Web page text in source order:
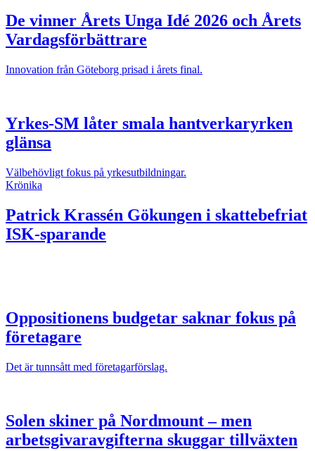
De vinner Årets Unga Idé 2026 och Årets
Vardagsförbättrare
Innovation från Göteborg prisad i årets final.
Yrkes-SM låter smala hantverkaryrken
glänsa
Välbehövligt fokus på yrkesutbildningar.
Krönika
Patrick Krassén Gökungen i skattebefriat
ISK-sparande
Oppositionens budgetar saknar fokus på
företagare
Det är tunnsått med företagarförslag.
Solen skiner på Nordmount – men
arbetsgivaravgifterna skuggar tillväxten